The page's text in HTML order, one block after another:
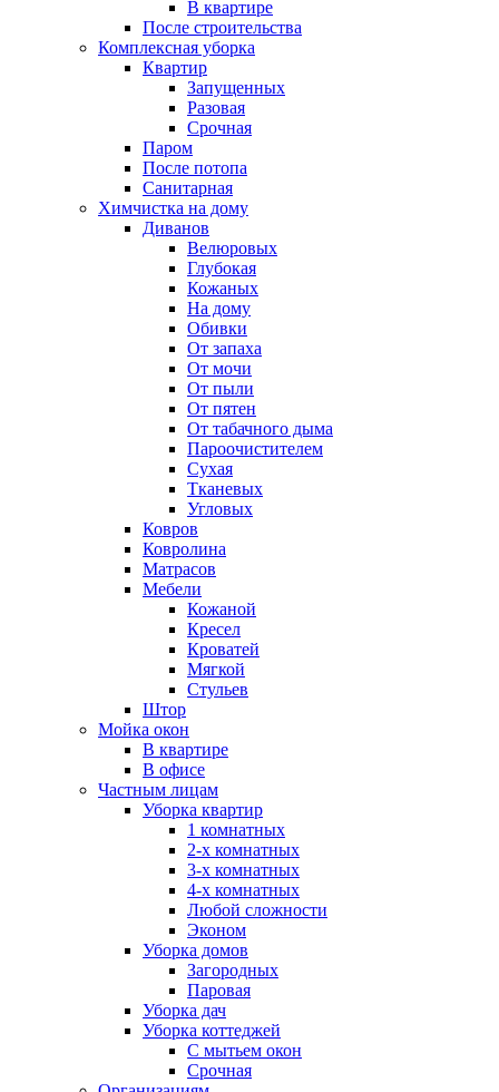
В квартире
После строительства
Комплексная уборка
Квартир
Запущенных
Разовая
Срочная
Паром
После потопа
Санитарная
Химчистка на дому
Диванов
Велюровых
Глубокая
Кожаных
На дому
Обивки
От запаха
От мочи
От пыли
От пятен
От табачного дыма
Пароочистителем
Сухая
Тканевых
Угловых
Ковров
Ковролина
Матрасов
Мебели
Кожаной
Кресел
Кроватей
Мягкой
Стульев
Штор
Мойка окон
В квартире
В офисе
Частным лицам
Уборка квартир
1 комнатных
2-х комнатных
3-х комнатных
4-х комнатных
Любой сложности
Эконом
Уборка домов
Загородных
Паровая
Уборка дач
Уборка коттеджей
С мытьем окон
Срочная